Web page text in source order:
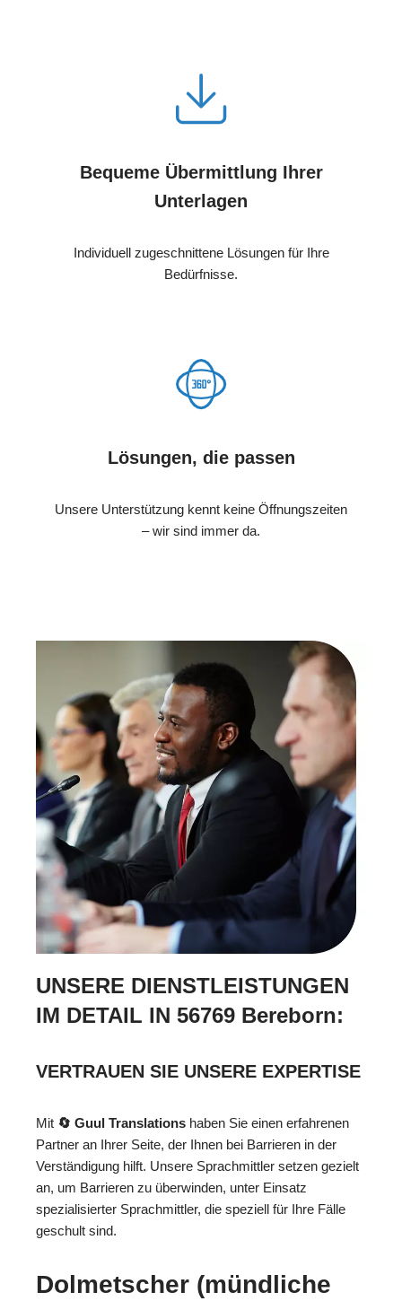
Bequeme Übermittlung Ihrer
Unterlagen
Individuell zugeschnittene Lösungen für Ihre
Bedürfnisse.
Lösungen, die passen
Unsere Unterstützung kennt keine Öffnungszeiten
– wir sind immer da.
UNSERE DIENSTLEISTUNGEN
IM DETAIL IN 56769 Bereborn:
VERTRAUEN SIE UNSERE EXPERTISE
Mit 🔄 Guul Translations haben Sie einen erfahrenen
Partner an Ihrer Seite, der Ihnen bei Barrieren in der
Verständigung hilft. Unsere Sprachmittler setzen gezielt
an, um Barrieren zu überwinden, unter Einsatz
spezialisierter Sprachmittler, die speziell für Ihre Fälle
geschult sind.
Dolmetscher (mündliche